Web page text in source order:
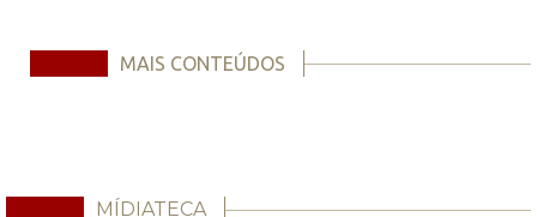
MAIS CONTEÚDOS
MÍDIATECA